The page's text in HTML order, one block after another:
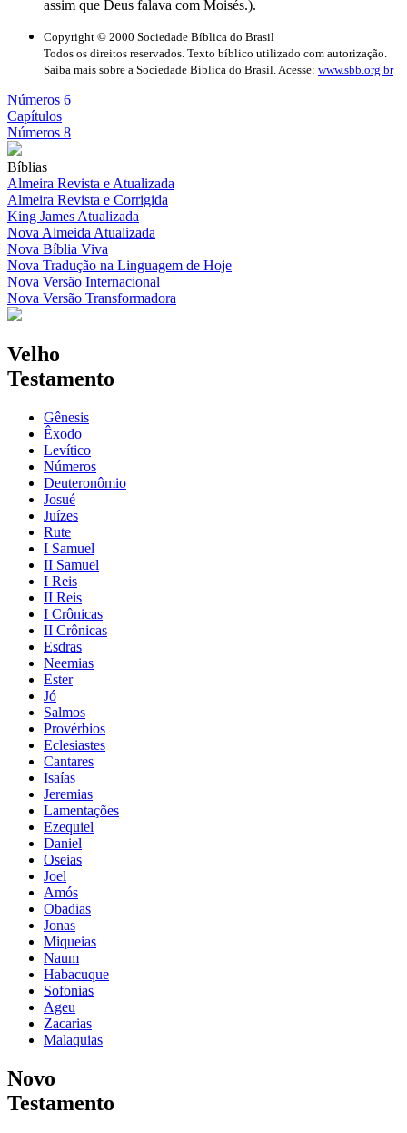
assim que Deus falava com Moisés.).
Copyright © 2000 Sociedade Bíblica do Brasil
Todos os direitos reservados. Texto bíblico utilizado com autorização.
Saiba mais sobre a Sociedade Bíblica do Brasil. Acesse: www.sbb.org.br
Números 6
Capítulos
Números 8
Bíblias
Almeira Revista e Atualizada
Almeira Revista e Corrigida
King James Atualizada
Nova Almeida Atualizada
Nova Bíblia Viva
Nova Tradução na Linguagem de Hoje
Nova Versão Internacional
Nova Versão Transformadora
Velho
Testamento
Gênesis
Êxodo
Levítico
Números
Deuteronômio
Josué
Juízes
Rute
I Samuel
II Samuel
I Reis
II Reis
I Crônicas
II Crônicas
Esdras
Neemias
Ester
Jó
Salmos
Provérbios
Eclesiastes
Cantares
Isaías
Jeremias
Lamentações
Ezequiel
Daniel
Oseias
Joel
Amós
Obadias
Jonas
Miqueias
Naum
Habacuque
Sofonias
Ageu
Zacarias
Malaquias
Novo
Testamento